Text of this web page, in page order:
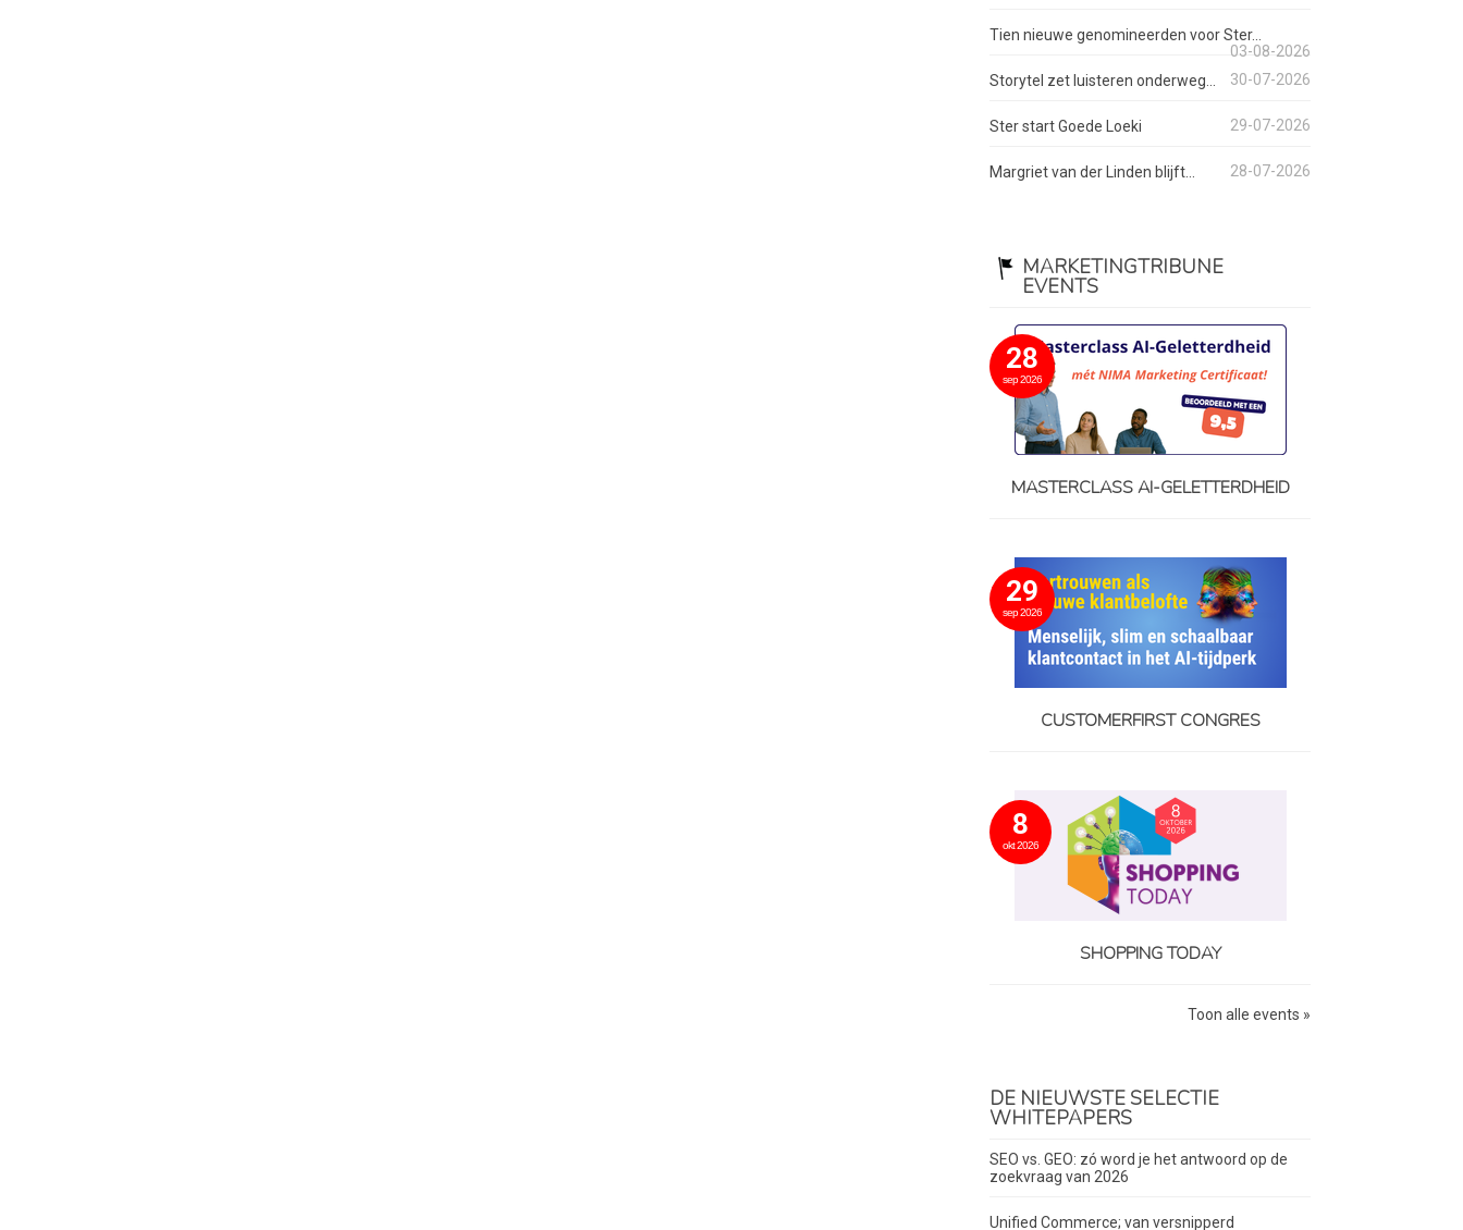
Tien nieuwe genomineerden voor Ster...
03-08-2026
Storytel zet luisteren onderweg...
30-07-2026
Ster start Goede Loeki 29-07-2026
Margriet van der Linden blijft... 28-07-2026
MARKETINGTRIBUNE
EVENTS
28
sep 2026
MASTERCLASS AI-GELETTERDHEID
29
sep 2026
CUSTOMERFIRST CONGRES
8
okt 2026
SHOPPING TODAY
Toon alle events »
DE NIEUWSTE SELECTIE
WHITEPAPERS
SEO vs. GEO: zó word je het antwoord op de
zoekvraag van 2026
Unified Commerce; van versnipperd